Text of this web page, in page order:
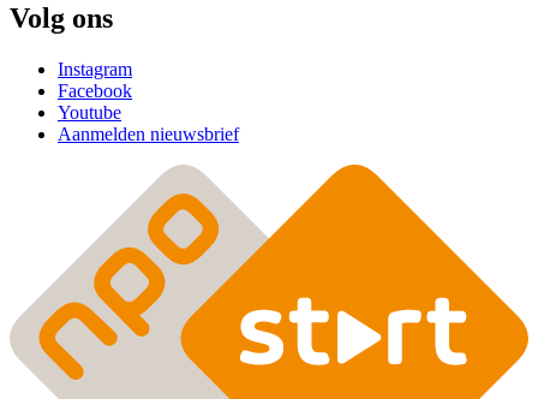
Volg ons
Instagram
Facebook
Youtube
Aanmelden nieuwsbrief